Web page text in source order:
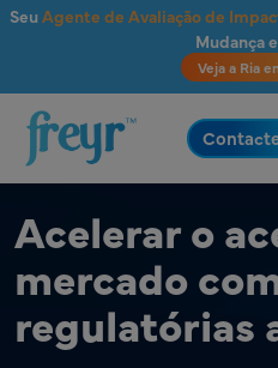
Saltar para o conteúdo
Seu Agente de Avaliação de
Mudança
Veja a Ria
.
Acelerar o
mercado
regulatórias